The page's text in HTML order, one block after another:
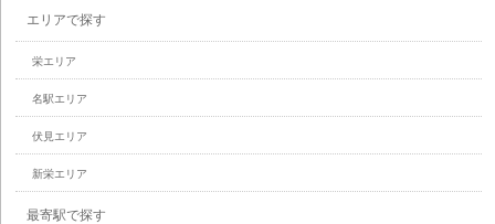
エリアで探す
栄エリア
名駅エリア
伏見エリア
新栄エリア
最寄駅で探す